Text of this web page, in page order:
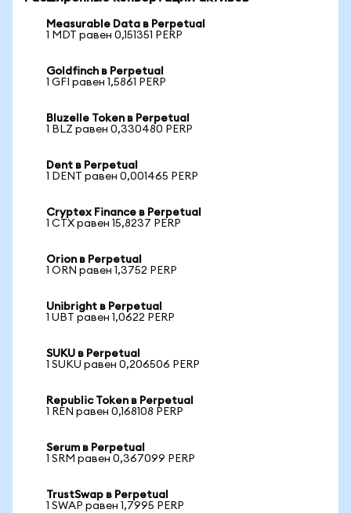
Measurable Data в Perpetual
1 MDT равен 0,151351 PERP
Goldfinch в Perpetual
1 GFI равен 1,5861 PERP
Bluzelle Token в Perpetual
1 BLZ равен 0,330480 PERP
Dent в Perpetual
1 DENT равен 0,001465 PERP
Cryptex Finance в Perpetual
1 CTX равен 15,8237 PERP
Orion в Perpetual
1 ORN равен 1,3752 PERP
Unibright в Perpetual
1 UBT равен 1,0622 PERP
SUKU в Perpetual
1 SUKU равен 0,206506 PERP
Republic Token в Perpetual
1 REN равен 0,168108 PERP
Serum в Perpetual
1 SRM равен 0,367099 PERP
TrustSwap в Perpetual
1 SWAP равен 1,7995 PERP